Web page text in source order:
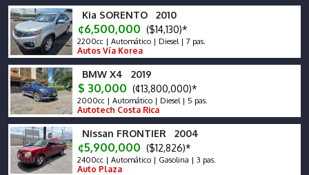
Kia SORENTO 2010
¢6,500,000 ($14,130)*
2200cc | Automático | Diesel | 7 pas.
Autos Vía Korea
BMW X4 2019
$ 30,000 (¢13,800,000)*
2000cc | Automático | Diesel | 5 pas.
Autotech Costa Rica
Nissan FRONTIER 2004
¢5,900,000 ($12,826)*
2400cc | Automático | Gasolina | 3 pas.
Auto Plaza